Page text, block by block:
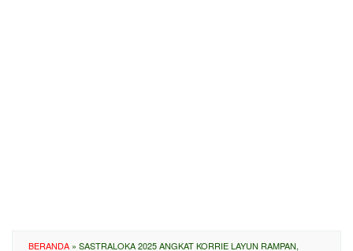
BERANDA » SASTRALOKA 2025 ANGKAT KORRIE LAYUN RAMPAN,